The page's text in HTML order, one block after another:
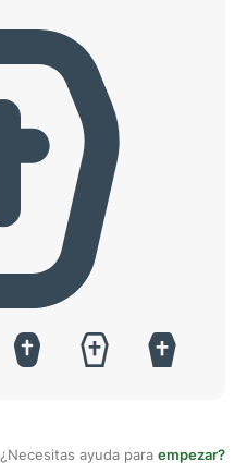
¿Necesitas ayuda para empezar?